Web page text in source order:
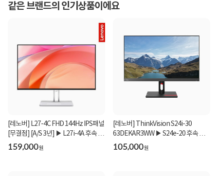
같은 브랜드의 인기상품이에요
[레노버] L27-4C FHD 144Hz IPS패널
[무결점] [A/S 3년] ▶ L27i-4A 후속 모
델 ◀
159,000원
[레노버] ThinkVision S24i-30
63DEKAR3WW ▶ S24e-20 후속 모
델 ◀
105,000원